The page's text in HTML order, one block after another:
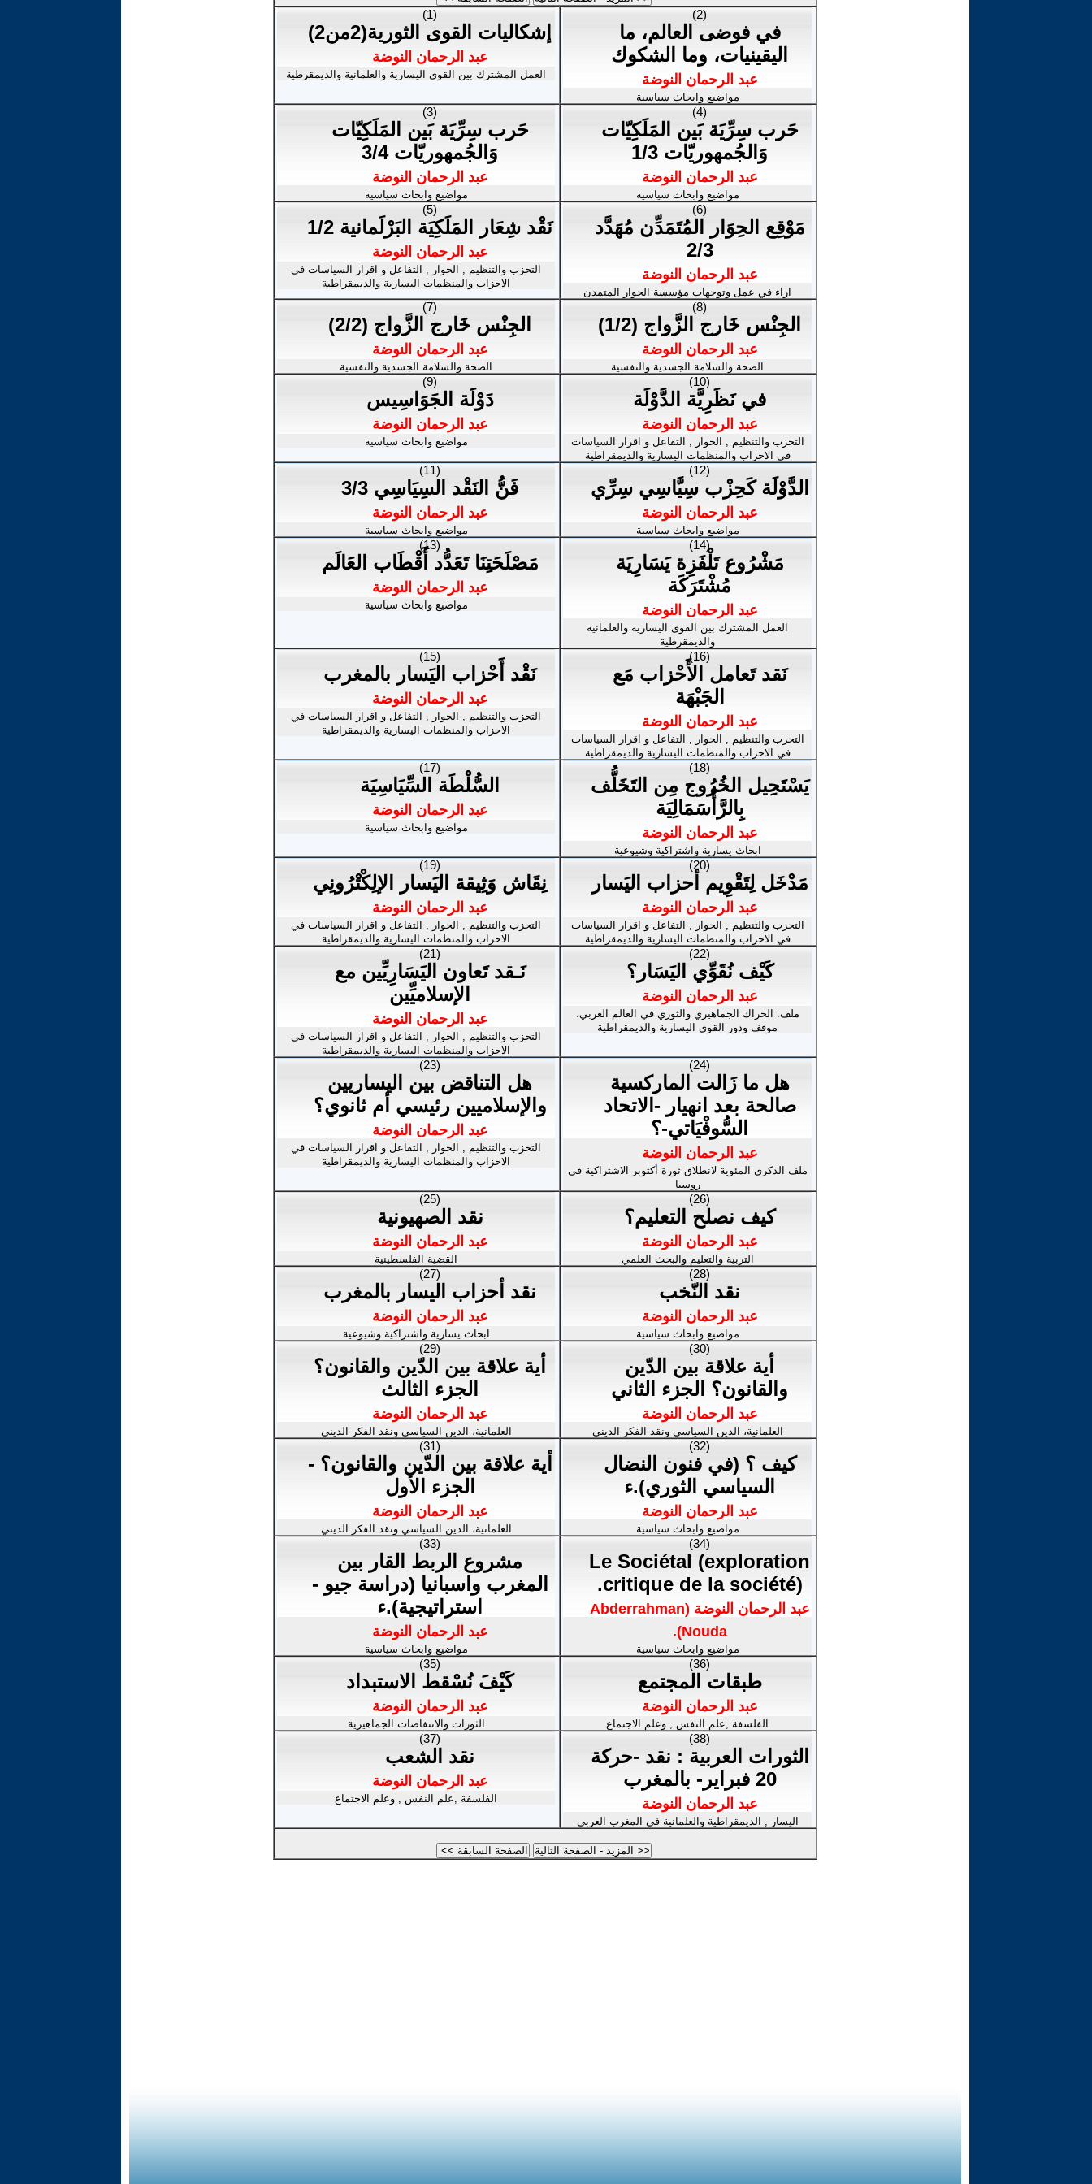
(1)
إشكاليات القوى الثورية(2من2)
عبد الرحمان النوضة
العمل المشترك بين القوى اليسارية والعلمانية والديمقرطية
(2)
في فوضى العالم، ما
اليقينيات، وما الشكوك
عبد الرحمان النوضة
مواضيع وابحاث سياسية
(3)
حَرب سِرِّيَة بَين المَلَكِيّات
وَالجُمهوريّات 3/4
عبد الرحمان النوضة
مواضيع وابحاث سياسية
(4)
حَرب سِرِّيَة بَين المَلَكِيّات
وَالجُمهوريّات 1/3
عبد الرحمان النوضة
مواضيع وابحاث سياسية
(5)
نَقْد شِعَار المَلَكِيَة البَرْلَمانية 1/2
عبد الرحمان النوضة
التحزب والتنظيم , الحوار , التفاعل و اقرار السياسات في
الاحزاب والمنظمات اليسارية والديمقراطية
(6)
مَوْقِع الحِوَار المُتَمَدِّن مُهَدَّد
2/3
عبد الرحمان النوضة
اراء في عمل وتوجهات مؤسسة الحوار المتمدن
(7)
الجِنْس خَارج الزَّواج (2/2)
عبد الرحمان النوضة
الصحة والسلامة الجسدية والنفسية
(8)
الجِنْس خَارج الزَّواج (1/2)
عبد الرحمان النوضة
الصحة والسلامة الجسدية والنفسية
(9)
دَوْلَة الجَوَاسِيس
عبد الرحمان النوضة
مواضيع وابحاث سياسية
(10)
في نَظَرِيَّة الدَّوْلَة
عبد الرحمان النوضة
التحزب والتنظيم , الحوار , التفاعل و اقرار السياسات
في الاحزاب والمنظمات اليسارية والديمقراطية
(11)
فَنُّ النَقْد السِيَاسِي 3/3
عبد الرحمان النوضة
مواضيع وابحاث سياسية
(12)
الدَّوْلَة كَحِزْب سِيَّاسِي سِرِّي
عبد الرحمان النوضة
مواضيع وابحاث سياسية
(13)
مَصْلَحَتِنَا تَعَدُّد أَقْطَاب العَالَم
عبد الرحمان النوضة
مواضيع وابحاث سياسية
(14)
مَشْرُوع تَلْفَزِة يَسَارِيَة
مُشْتَرَكَة
عبد الرحمان النوضة
العمل المشترك بين القوى اليسارية والعلمانية
والديمقرطية
(15)
نَقْد أَحْزاب اليَسار بالمغرب
عبد الرحمان النوضة
التحزب والتنظيم , الحوار , التفاعل و اقرار السياسات في
الاحزاب والمنظمات اليسارية والديمقراطية
(16)
نَقد تَعامل الأَحْزاب مَع
الجَبْهَة
عبد الرحمان النوضة
التحزب والتنظيم , الحوار , التفاعل و اقرار السياسات
في الاحزاب والمنظمات اليسارية والديمقراطية
(17)
السُّلْطَة السِّيَاسِيَة
عبد الرحمان النوضة
مواضيع وابحاث سياسية
(18)
يَسْتَحِيل الخُرُوج مِن التَخَلُّف
بِالرَّأْسَمَالِيَة
عبد الرحمان النوضة
ابحاث يسارية واشتراكية وشيوعية
(19)
نِقَاش وَثِيقة اليَسار الإلِكْتْرُونِي
عبد الرحمان النوضة
التحزب والتنظيم , الحوار , التفاعل و اقرار السياسات في
الاحزاب والمنظمات اليسارية والديمقراطية
(20)
مَدْخَل لِتَقْوِيم أحزاب اليَسار
عبد الرحمان النوضة
التحزب والتنظيم , الحوار , التفاعل و اقرار السياسات
في الاحزاب والمنظمات اليسارية والديمقراطية
(21)
نَـقد تَعاون اليَسَارِيِّين مع
الإسلاميِّين
عبد الرحمان النوضة
التحزب والتنظيم , الحوار , التفاعل و اقرار السياسات في
الاحزاب والمنظمات اليسارية والديمقراطية
(22)
كَيْف نُقَوِّي اليَسَار؟
عبد الرحمان النوضة
ملف: الحراك الجماهيري والثوري في العالم العربي،
موقف ودور القوى اليسارية والديمقراطية
(23)
هل التناقض بين اليساريين
والإسلاميين رئيسي أم ثانوي؟
عبد الرحمان النوضة
التحزب والتنظيم , الحوار , التفاعل و اقرار السياسات في
الاحزاب والمنظمات اليسارية والديمقراطية
(24)
هل ما زَالت الماركسية
صالحة بعد انهيار -الاتحاد
السُّوفْيَاتي-؟
عبد الرحمان النوضة
ملف الذكرى المئوية لانطلاق ثورة أكتوبر الاشتراكية في
روسيا
(25)
نقد الصهيونية
عبد الرحمان النوضة
القضية الفلسطينية
(26)
كيف نصلح التعليم؟
عبد الرحمان النوضة
التربية والتعليم والبحث العلمي
(27)
نقد أحزاب اليسار بالمغرب
عبد الرحمان النوضة
ابحاث يسارية واشتراكية وشيوعية
(28)
نقد النّخب
عبد الرحمان النوضة
مواضيع وابحاث سياسية
(29)
أية علاقة بين الدّين والقانون؟
الجزء الثالث
عبد الرحمان النوضة
العلمانية، الدين السياسي ونقد الفكر الديني
(30)
أية علاقة بين الدّين
والقانون؟ الجزء الثاني
عبد الرحمان النوضة
العلمانية، الدين السياسي ونقد الفكر الديني
(31)
أية علاقة بين الدّين والقانون؟ -
الجزء الأول
عبد الرحمان النوضة
العلمانية، الدين السياسي ونقد الفكر الديني
(32)
كيف ؟ (في فنون النضال
السياسي الثوري).ء
عبد الرحمان النوضة
مواضيع وابحاث سياسية
(33)
مشروع الربط القار بين
المغرب واسبانيا (دراسة جيو -
استراتيجية).ء
عبد الرحمان النوضة
مواضيع وابحاث سياسية
(34)
Le Sociétal (exploration
critique de la société).
عبد الرحمان النوضة (Abderrahman
Nouda).
مواضيع وابحاث سياسية
(35)
كَيْفَ نُسْقط الاستبداد
عبد الرحمان النوضة
الثورات والانتفاضات الجماهيرية
(36)
طبقات المجتمع
عبد الرحمان النوضة
الفلسفة ,علم النفس , وعلم الاجتماع
(37)
نقد الشعب
عبد الرحمان النوضة
الفلسفة ,علم النفس , وعلم الاجتماع
(38)
الثورات العربية : نقد -حركة
20 فبراير- بالمغرب
عبد الرحمان النوضة
اليسار , الديمقراطية والعلمانية في المغرب العربي